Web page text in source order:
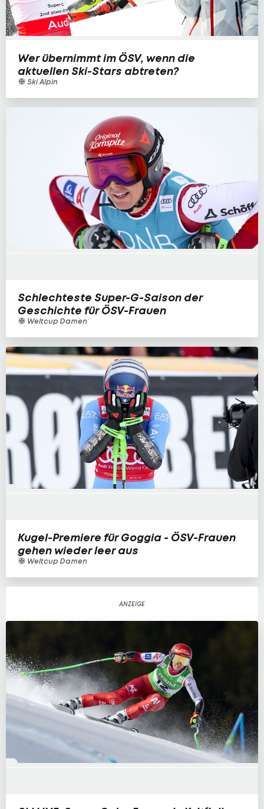
Wer übernimmt im ÖSV, wenn die
aktuellen Ski-Stars abtreten?
Ski Alpin
Schlechteste Super-G-Saison der
Geschichte für ÖSV-Frauen
Weltcup Damen
Kugel-Premiere für Goggia - ÖSV-Frauen
gehen wieder leer aus
Weltcup Damen